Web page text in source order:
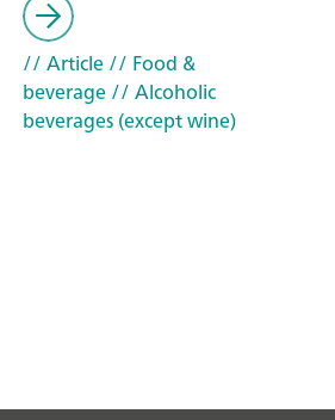
// Article// Food &
beverage// Alcoholic
beverages (except wine)